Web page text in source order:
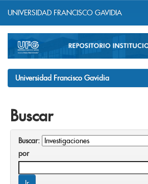
navigation
UNIVERSIDAD FRANCISCO GAVIDIA
Universidad Francisco Gavidia
Buscar
Buscar:
por